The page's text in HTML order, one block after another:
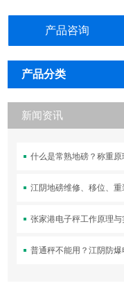
产品咨询
产品分类
新闻资讯
什么是常熟地磅？称重
江阴地磅维修、移位、重
张家港电子秤工作原理
普通秤不能用？江阴防